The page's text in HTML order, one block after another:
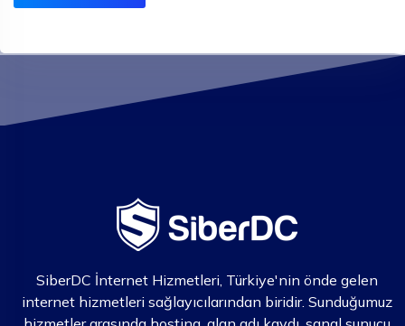
SiberDC İnternet Hizmetleri, Türkiye'nin önde gelen
internet hizmetleri sağlayıcılarından biridir. Sunduğumuz